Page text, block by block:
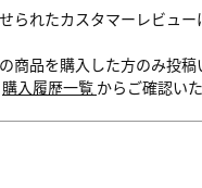
られたカスタマーレビュー
商品を購入した方のみ投稿
購入履歴一覧 からご確認い